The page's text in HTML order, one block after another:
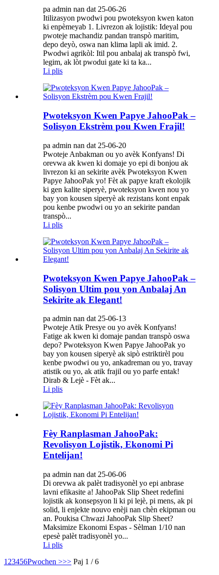
pa admin nan dat 25-06-26
Itilizasyon pwodwi pou pwoteksyon kwen katon
ki enpèmeyab 1. Livrezon ak lojistik: Ideyal pou
pwoteje machandiz pandan transpò maritim,
depo deyò, oswa nan klima lapli ak imid. 2.
Pwodwi agrikòl: Itil pou anbalaj ak transpò fwi,
legim, ak lòt pwodui gate ki ta ka...
Li plis
Pwoteksyon Kwen Papye JahooPak –
Solisyon Ekstrèm pou Kwen Frajil!
pa admin nan dat 25-06-20
Pwoteje Anbakman ou yo avèk Konfyans! Di
orevwa ak kwen ki domaje yo epi di bonjou ak
livrezon ki an sekirite avèk Pwoteksyon Kwen
Papye JahooPak yo! Fèt ak papye kraft ekolojik
ki gen kalite siperyè, pwoteksyon kwen nou yo
bay yon kousen siperyè ak rezistans kont enpak
pou kenbe pwodwi ou yo an sekirite pandan
transpò...
Li plis
Pwoteksyon Kwen Papye JahooPak –
Solisyon Ultim pou yon Anbalaj An
Sekirite ak Elegant!
pa admin nan dat 25-06-13
Pwoteje Atik Presye ou yo avèk Konfyans!
Fatige ak kwen ki domaje pandan transpò oswa
depo? Pwoteksyon Kwen Papye JahooPak yo
bay yon kousen siperyè ak sipò estriktirèl pou
kenbe pwodwi ou yo, ankadreman ou yo, travay
atistik ou yo, ak atik frajil ou yo parfe entak!
Dirab & Lejè - Fèt ak...
Li plis
Fèy Ranplasman JahooPak:
Revolisyon Lojistik, Ekonomi Pi
Entelijan!
pa admin nan dat 25-06-06
Di orevwa ak palèt tradisyonèl yo epi anbrase
lavni efikasite a! JahooPak Slip Sheet redefini
lojistik ak konsepsyon li ki pi lejè, pi mens, ak pi
solid, li enjekte nouvo enèji nan chèn ekipman ou
an. Poukisa Chwazi JahooPak Slip Sheet?
Maksimize Ekonomi Espas - Sèlman 1/10 nan
epesè palèt tradisyonèl yo...
Li plis
1 23456Pwochen >>> Paj 1 / 6